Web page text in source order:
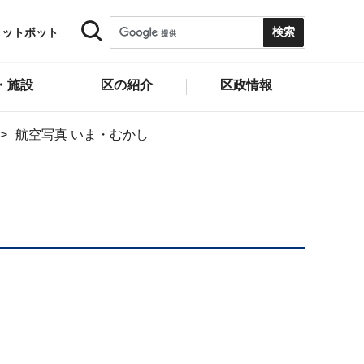
トボット
施設 区の紹介 区政情報
航空写真 いま・むかし